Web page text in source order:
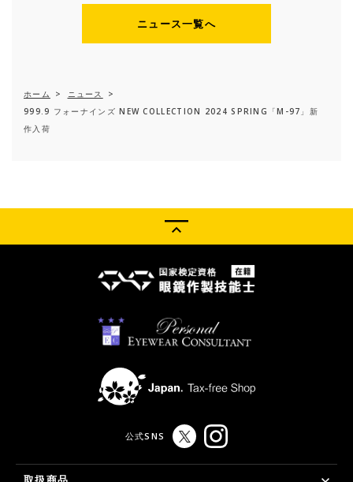
ニュース一覧へ
ホーム > ニュース
>
999.9 フォーナインズ NEW COLLECTION 2024 SPRING「M-97」新
作入荷
公式SNS